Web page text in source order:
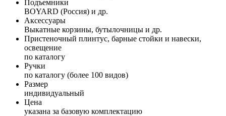
Подъемники
BOYARD (Россия) и др.
Аксессуары
Выкатные корзины, бутылочницы и др.
Пристеночный плинтус, барные стойки и навески,
освещение
по каталогу
Ручки
по каталогу (более 100 видов)
Размер
индивидуальный
Цена
указана за базовую комплектацию